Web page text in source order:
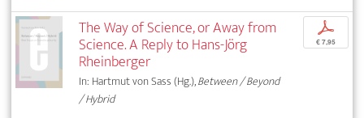
The Way of Science, or Away from
Science. A Reply to Hans-Jörg
Rheinberger
In: Hartmut von Sass (Hg.),Between / Beyond
/ Hybrid
p
€ 7,95